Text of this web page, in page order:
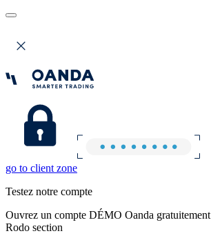
go to client zone
Testez notre compte
Ouvrez un compte DÉMO Oanda gratuitement
Rodo section